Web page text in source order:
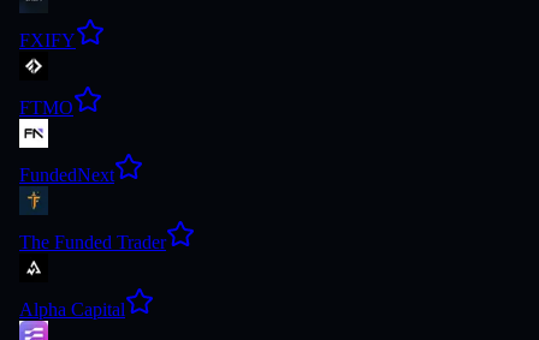
FXIFY
FTMO
FundedNext
The Funded Trader
Alpha Capital